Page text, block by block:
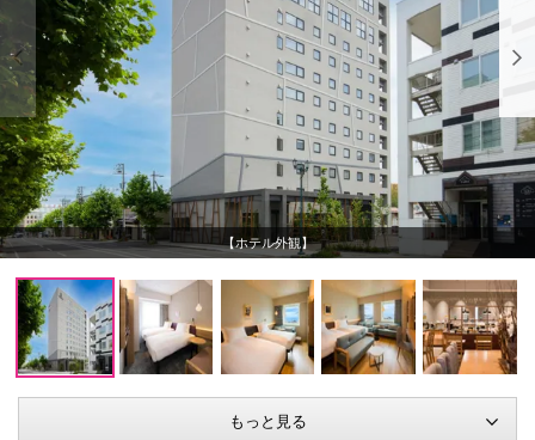
【ホテル外観】
もっと見る